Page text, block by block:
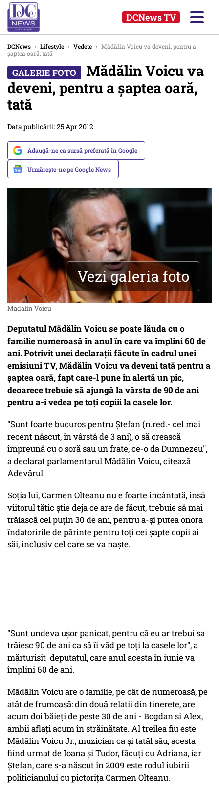
DCNews TV
DCNews › Lifestyle › Vedete › Mădălin Voicu va deveni, pentru a
șaptea oară, tată
Mădălin Voicu va
deveni, pentru a șaptea oară,
tată
Data publicării: 25 Apr 2012
Adaugă-ne ca sursă preferată în Google
Urmărește-ne pe Google News
Vezi galeria foto
Madalin Voicu
Deputatul Mădălin Voicu se poate lăuda cu o
familie numeroasă în anul în care va împlini 60 de
ani. Potrivit unei declarații făcute în cadrul unei
emisiuni TV, Mădălin Voicu va deveni tată pentru a
șaptea oară, fapt care-l pune în alertă un pic,
deoarece trebuie să ajungă la vârsta de 90 de ani
pentru a-i vedea pe toți copiii la casele lor.
"Sunt foarte bucuros pentru Ştefan (n.red.- cel mai
recent născut, în vârstă de 3 ani), o să crească
împreună cu o soră sau un frate, ce-o da Dumnezeu",
a declarat parlamentarul Mădălin Voicu, citează
Adevărul.
Soţia lui, Carmen Olteanu nu e foarte încântată, însă
viitorul tătic știe deja ce are de făcut, trebuie să mai
trăiască cel puțin 30 de ani, pentru a-și putea onora
îndatoririle de părinte pentru toți cei șapte copii ai
săi, inclusiv cel care se va naște.
"Sunt undeva uşor panicat, pentru că eu ar trebui sa
trăiesc 90 de ani ca să îi văd pe toţi la casele lor", a
mărturisit deputatul, care anul acesta în iunie va
împlini 60 de ani.
Mădălin Voicu are o familie, pe cât de numeroasă, pe
atât de frumoasă: din două relatii din tinerete, are
acum doi băieți de peste 30 de ani - Bogdan si Alex,
ambii aflați acum în străinătate. Al treilea fiu este
Mădălin Voicu Jr., muzician ca și tatăl său, acesta
fiind urmat de Ioana și Tudor, făcuți cu Adriana, iar
Ștefan, care s-a născut în 2009 este rodul iubirii
politicianului cu pictorița Carmen Olteanu.